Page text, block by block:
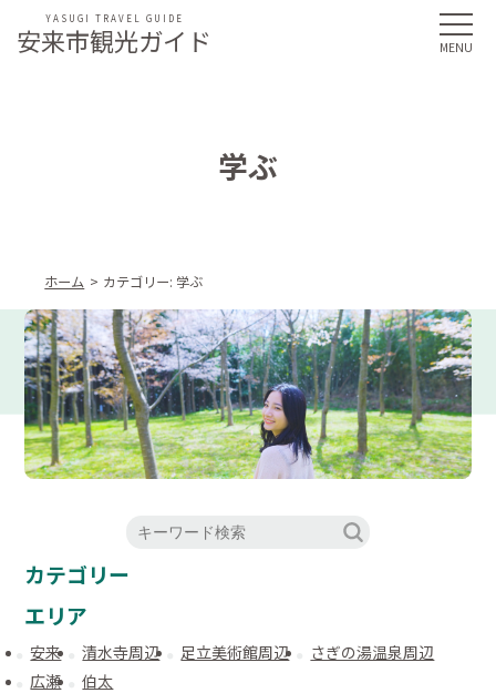
安来市観光ガイド
YASUGI TRAVEL GUIDE
学ぶ
ホーム カテゴリー: 学ぶ
カテゴリー
エリア
安来 清水寺周辺 足立美術館周辺
さぎの湯温泉周辺
広瀬
伯太